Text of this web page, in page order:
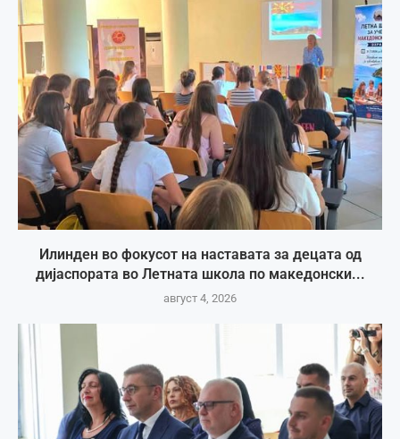
Илинден во фокусот на наставата за децата од
дијаспората во Летната школа по македонски...
август 4, 2026